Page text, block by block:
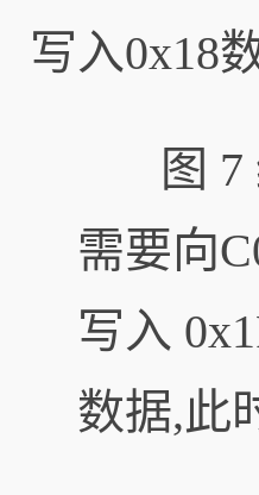
写入0x18
图 7
需要向
写入
数据,此